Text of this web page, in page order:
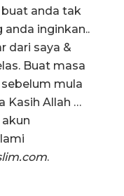
anda tak
inginkan..
dari saya &
Buat masa
mula
Kasih Allah …
akun
.